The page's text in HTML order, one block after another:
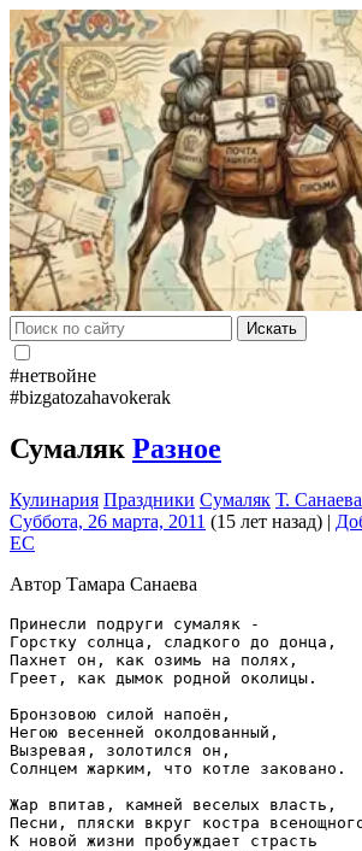
Искать
#нетвойне
#bizgatozahavokerak
Сумаляк Разное
Кулинария Праздники Сумаляк Т. Санаева
Суббота, 26 марта, 2011 (15 лет назад) |
EC
Автор Тамара Санаева
Принесли подруги сумаляк -
Горстку солнца, сладкого до донца,
Пахнет он, как озимь на полях,
Греет, как дымок родной околицы.
Бронзовою силой напоён,
Негою весенней околдованный,
Вызревая, золотился он,
Солнцем жарким, что котле заковано.
Жар впитав, камней веселых власть,
Песни, пляски вкруг костра
К новой жизни пробуждает страсть